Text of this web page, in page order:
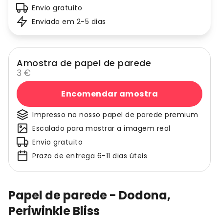
Papel de parede - Dodona,
Periwinkle Bliss
Envio gratuito
Enviado em 2-5 dias
Amostra de papel de parede
3 €
Encomendar amostra
Impresso no nosso papel de parede premium
Escalado para mostrar a imagem real
Envio gratuito
Prazo de entrega 6-11 dias úteis